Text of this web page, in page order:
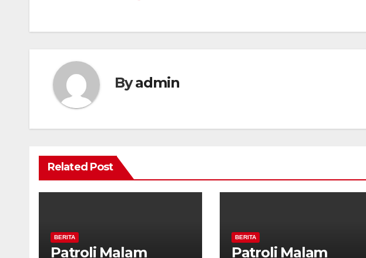
Byadmin
Related Post
BERITA
Patroli Malam
BERITA
Patroli Malam